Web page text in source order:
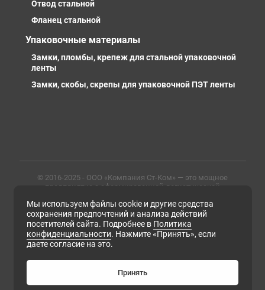
Отвод стальной
Фланец стальной
Упаковочные материалы
Замки, пломбы, крепеж для стальной упаковочной
ленты
Замки, скобы, скрепы для упаковочной ПЭТ ленты
© 2016-2025 - ООО «Компания Ст-Ком» — это мощное
предприятие с сформированной логистической
профессиональными сотрудниками. Предлагаем
металлопрокат любых марок, типов и размеров с
доставкой в России и СНГ
ИНН 6679102638, ОГРН 1169658133171
Согласие на обработку персональных данных
Согласие на получение рассылки рекламно-
информационных материалов
Мы используем файлы cookie и другие средства
сохранения предпочтений и анализа действий
посетителей сайта. Подробнее в Политика
конфиденциальности. Нажмите «Принять», если
даете согласие на это.
Принять